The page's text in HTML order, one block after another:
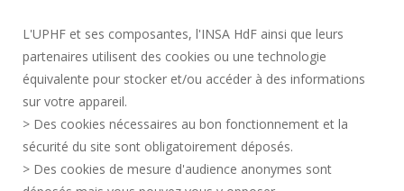
PLAN DES CAMPUS
MENTIONS LÉGALES
CONTACTS
DONNÉES PERSONNELLES
SERVICES PUBLICS +
CRÉDITS
L'UPHF et ses composantes, l'INSA HdF ainsi que leurs
partenaires utilisent des cookies ou une technologie
équivalente pour stocker et/ou accéder à des informations
sur votre appareil.
> Des cookies nécessaires au bon fonctionnement et la
sécurité du site sont obligatoirement déposés.
> Des cookies de mesure d'audience anonymes sont